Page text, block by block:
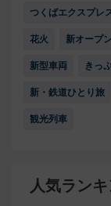
つくばエクスプレ
花火 新オープ
新型車両 きっ
新・鉄道ひとり旅
観光列車
人気ラン